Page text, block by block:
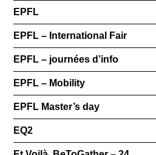
EPFL
EPFL – International Fair
EPFL – journées d’info
EPFL – Mobility
EPFL Master’s day
EQ2